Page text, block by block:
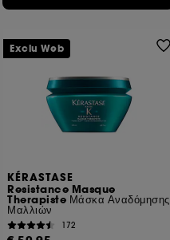
KÉRASTASE
Resistance Masque
Therapiste Μάσκα Αναδόμησης
Μαλλιών
172
Exclu Web